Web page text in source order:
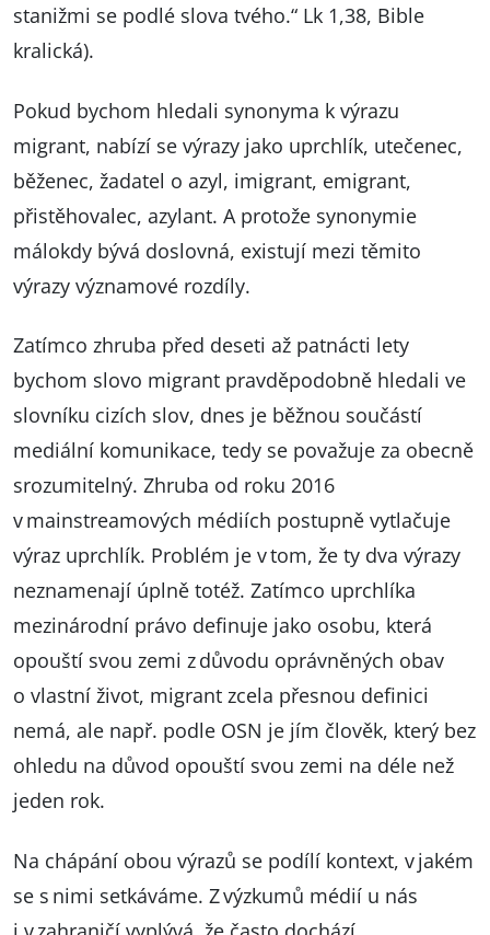
stanižmi se podlé slova tvého.“ Lk 1,38, Bible
kralická).
Pokud bychom hledali synonyma k výrazu
migrant, nabízí se výrazy jako uprchlík, utečenec,
běženec, žadatel o azyl, imigrant, emigrant,
přistěhovalec, azylant. A protože synonymie
málokdy bývá doslovná, existují mezi těmito
výrazy významové rozdíly.
Zatímco zhruba před deseti až patnácti lety
bychom slovo migrant pravděpodobně hledali ve
slovníku cizích slov, dnes je běžnou součástí
mediální komunikace, tedy se považuje za obecně
srozumitelný. Zhruba od roku 2016
v mainstreamových médiích postupně vytlačuje
výraz uprchlík. Problém je v tom, že ty dva výrazy
neznamenají úplně totéž. Zatímco uprchlíka
mezinárodní právo definuje jako osobu, která
opouští svou zemi z důvodu oprávněných obav
o vlastní život, migrant zcela přesnou definici
nemá, ale např. podle OSN je jím člověk, který bez
ohledu na důvod opouští svou zemi na déle než
jeden rok.
Na chápání obou výrazů se podílí kontext, v jakém
se s nimi setkáváme. Z výzkumů médií u nás